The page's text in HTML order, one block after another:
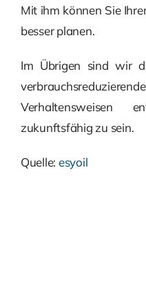
Mit ihm können Sie
besser planen.
Im Übrigen sind wir
Verhaltensweisen
zukunftsfähig zu sein.
Quelle: esyoil